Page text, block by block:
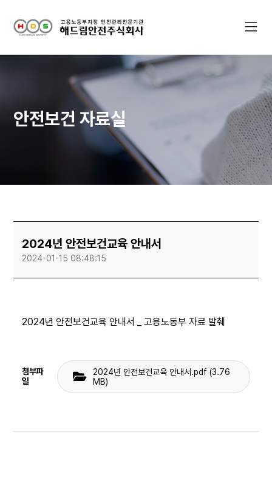
안전보건 자료실
2024년 안전보건교육 안내서
2024-01-15 08:48:15
2024년 안전보건교육 안내서 _ 고용노동부 자료 발췌
첨부파
일
2024년 안전보건교육 안내서.pdf (3.76
MB)